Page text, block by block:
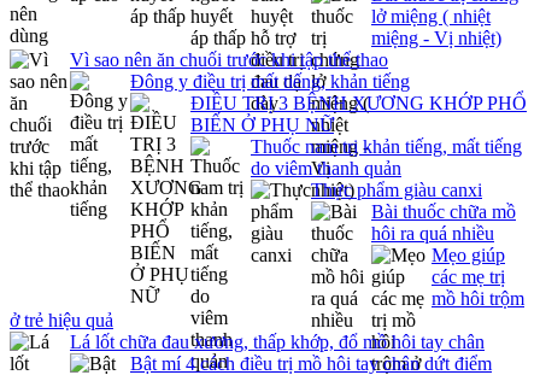
lở miệng ( nhiệt
miệng - Vị nhiệt)
Vì sao nên ăn chuối trước khi tập thể thao
Đông y điều trị mất tiếng, khản tiếng
ĐIỀU TRỊ 3 BỆNH XƯƠNG KHỚP PHỔ
BIẾN Ở PHỤ NỮ
Thuốc nam trị khản tiếng, mất tiếng
do viêm thanh quản
Thực phẩm giàu canxi
Bài thuốc chữa mồ
hôi ra quá nhiều
Mẹo giúp
các mẹ trị
mồ hôi trộm
ở trẻ hiệu quả
Lá lốt chữa đau xương, thấp khớp, đổ mồ hôi tay chân
Bật mí 4 cách điều trị mồ hôi tay chân dứt điểm